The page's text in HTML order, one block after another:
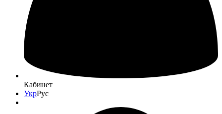
Кабинет
УкрРус